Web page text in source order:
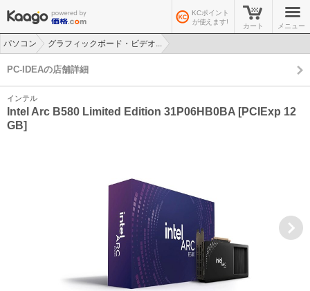
KCポイント
が使えます!
カート メニュー
パソコン
グラフィックボード・ビデオ...
PC-IDEAの店舗詳細
インテル
Intel Arc B580 Limited Edition 31P06HB0BA [PCIExp 12
GB]